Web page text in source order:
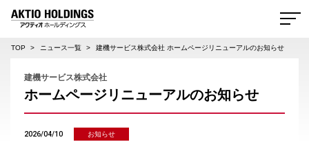
TOP ニュース一覧 建機サービス株式会社 ホームページリニューアルのお知らせ
建機サービス株式会社
ホームページリニューアルのお知らせ
2026/04/10 お知らせ